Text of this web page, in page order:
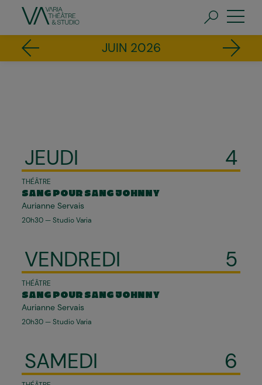
contenu
FR
Pagination JUIN 2026
JEUDI 4
THÉÂTRE
SANG POUR SANG JOHNNY
Aurianne Servais
20h30 — Studio Varia
VENDREDI 5
THÉÂTRE
SANG POUR SANG JOHNNY
Aurianne Servais
20h30 — Studio Varia
SAMEDI 6